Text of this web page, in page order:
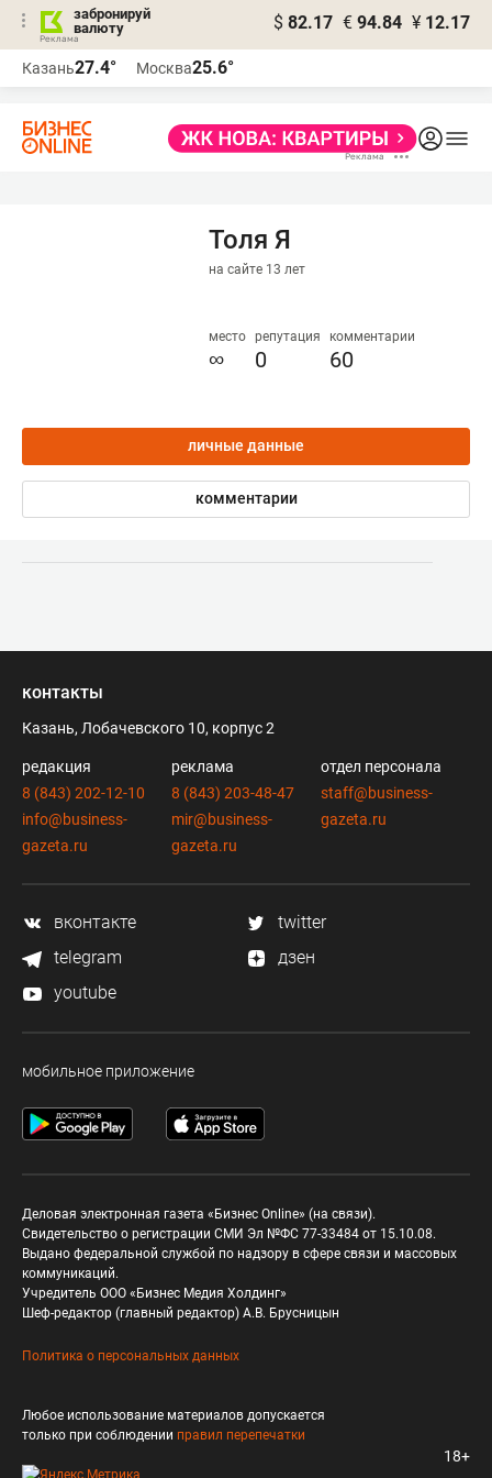
забронируй
валюту
$ 82.17 € 94.84 ¥ 12.17
Казань27.4° Москва25.6°
Толя Я
на сайте 13 лет
место
∞
репутация
0
комментарии
60
личные данные
комментарии
контакты
Казань, Лобачевского 10, корпус 2
редакция
8 (843) 202-12-10
info@business-
gazeta.ru
реклама
8 (843) 203-48-47
mir@business-
gazeta.ru
отдел персонала
staff@business-
gazeta.ru
вконтакте
twitter
telegram
дзен
youtube
мобильное приложение
Деловая электронная газета «Бизнес Online» (на связи).
Свидетельство о регистрации СМИ Эл №ФС 77-33484 от 15.10.08.
Выдано федеральной службой по надзору в сфере связи и массовых
коммуникаций.
Учредитель ООО «Бизнес Медия Холдинг»
Шеф-редактор (главный редактор) А.В. Брусницын
Политика о персональных данных
Любое использование материалов допускается
только при соблюдении правил перепечатки
18+